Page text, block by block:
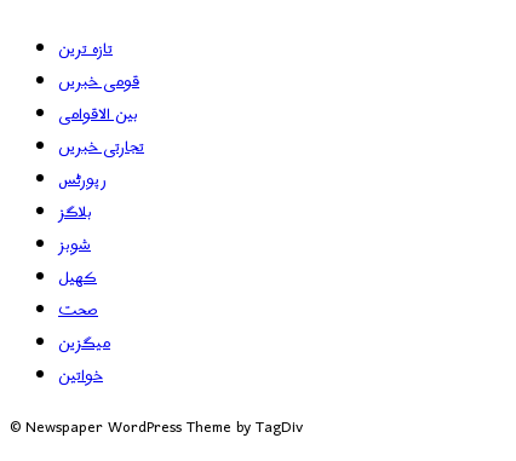
تازہ ترین
قومی خبریں
بین الاقوامی
تجارتی خبریں
رپورٹس
بلاگز
شوبز
کھیل
صحت
میگزین
خواتین
© Newspaper WordPress Theme by TagDiv